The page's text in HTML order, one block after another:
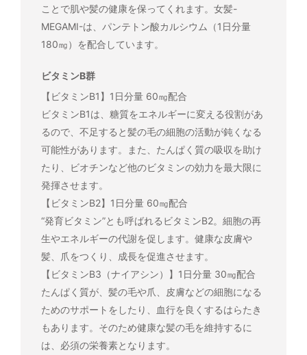
ことで肌や髪の健康を保ってくれます。女髪-
MEGAMI-は、パンテトン酸カルシウム（1日分量
180㎎）を配合しています。
ビタミンB群
【ビタミンB1】1日分量 60㎎配合
ビタミンB1は、糖質をエネルギーに変える役割があ
るので、不足すると髪の毛の細胞の活動が鈍くなる
可能性があります。また、たんぱく質の吸収を助け
たり、ビオチンなど他のビタミンの効力を最大限に
発揮させます。
【ビタミンB2】1日分量 60㎎配合
“発育ビタミン”とも呼ばれるビタミンB2。細胞の再
生やエネルギーの代謝を促します。健康な皮膚や
髪、爪をつくり、成長を促進させます。
【ビタミンB3（ナイアシン）】1日分量 30㎎配合
たんぱく質が、髪の毛や爪、皮膚などの細胞になる
ためのサポートをしたり、血行を良くするはらたき
もあります。そのため健康な髪の毛を維持するに
は、必須の栄養素となります。